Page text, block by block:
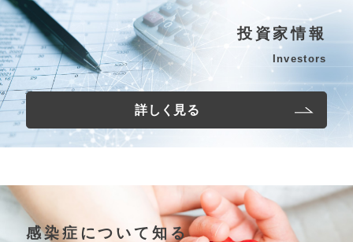
投資家情報
Investors
詳しく見る
感染症について知る